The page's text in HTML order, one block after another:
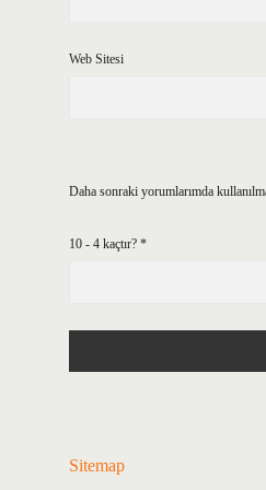
Web Sitesi
Daha sonraki yorumlarımda
10 - 4 kaçtır? *
Sitemap